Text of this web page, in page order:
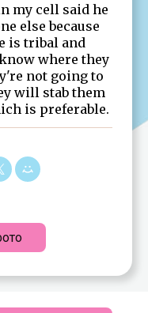
my cell said he
else because
is tribal and
where they
not going to
will stab them
is preferable.